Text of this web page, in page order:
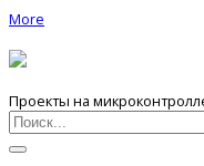
More
Проекты на